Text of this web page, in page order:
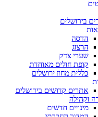
בירושלים
הדסה
הרצוג
שערי צדק
קופת חולים מאוחדת
כללית מחוז ירושלים
אתרים קדושים בירושלים
וקהילה
מינויים חדשים